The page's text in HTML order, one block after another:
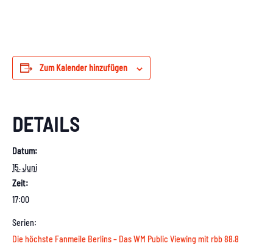
Zum Kalender hinzufügen
DETAILS
Datum:
15. Juni
Zeit:
17:00
Serien:
Die höchste Fanmeile Berlins – Das WM Public Viewing mit rbb 88.8